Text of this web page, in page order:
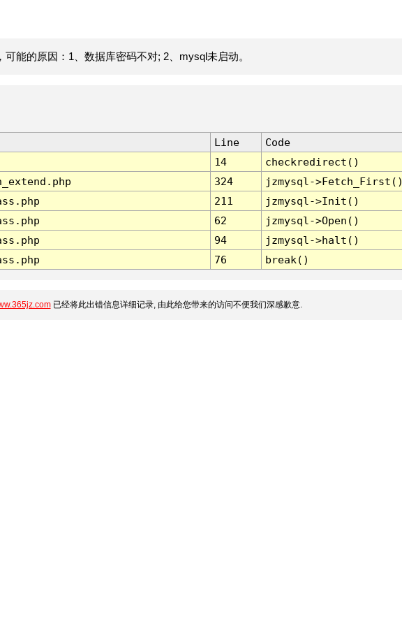
能的原因：1、数据库密码不对; 2、mysql未启动。
Line
Code
14
checkredirect()
324
jzmysql-
211
jzmysql->Init()
62
jzmysql->Open()
94
jzmysql->halt()
76 break()
已经将此出错信息详细记录, 由此给您带来的访问不便我们深感歉意.